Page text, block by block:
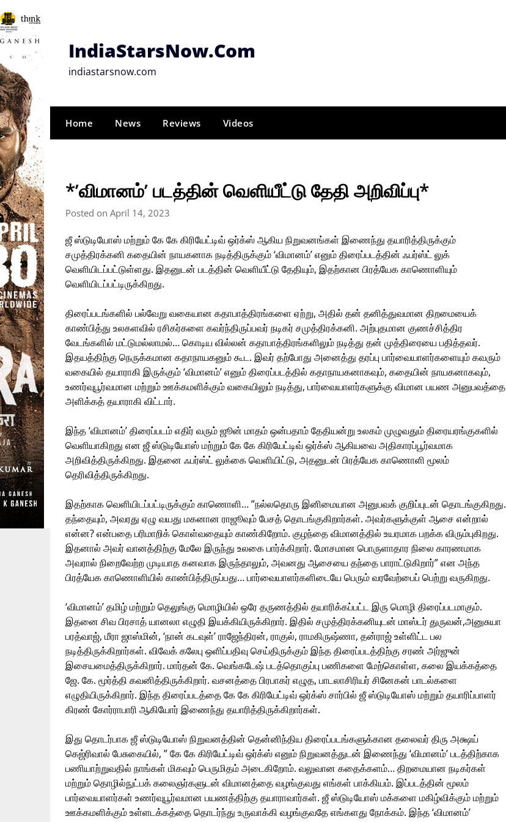
Skip
to
content
IndiaStarsNow.Com
indiastarsnow.com
Home News Reviews Videos
*’விமானம்’ படத்தின் வெளியீட்டு தேதி அறிவிப்பு*
Posted on April 14, 2023
ஜீ ஸ்டுடியோஸ் மற்றும் கே கே கிரியேட்டிவ் ஒர்க்ஸ் ஆகிய நிறுவனங்கள் இணைந்து தயாரித்திருக்கும்
சமுத்திரக்கனி கதையின் நாயகனாக நடித்திருக்கும் ‘விமானம்’ எனும் திரைப்படத்தின் ஃபர்ஸ்ட் லுக்
வெளியிடப்பட்டுள்ளது. இதனுடன் படத்தின் வெளியீட்டு தேதியும், இதற்கான பிரத்யேக காணொளியும்
வெளியிடப்பட்டிருக்கிறது.
திரைப்படங்களில் பல்வேறு வகையான கதாபாத்திரங்களை ஏற்று, அதில் தன் தனித்துவமான திறமையைக்
காண்பித்து உலகளவில் ரசிகர்களை கவர்ந்திருப்பவர் நடிகர் சமுத்திரக்கனி. அற்புதமான குணச்சித்திர
வேடங்களில் மட்டுமல்லாமல்… கொடிய வில்லன் கதாபாத்திரங்களிலும் நடித்து தன் முத்திரையை பதித்தவர்.
இதயத்திற்கு நெருக்கமான கதாநாயகனும் கூட. இவர் தற்போது அனைத்து தரப்பு பார்வையாளர்களையும் கவரும்
வகையில் தயாராகி இருக்கும் ‘விமானம்’ எனும் திரைப்படத்தில் கதாநாயகனாகவும், கதையின் நாயகனாகவும்,
உணர்வுபூர்வமான மற்றும் ஊக்கமளிக்கும் வகையிலும் நடித்து, பார்வையாளர்களுக்கு விமான பயண அனுபவத்தை
அளிக்கத் தயாராகி விட்டார்.
இந்த ‘விமானம்’ திரைப்படம் எதிர் வரும் ஜூன் மாதம் ஒன்பதாம் தேதியன்று உலகம் முழுவதும் திரையரங்குகளில்
வெளியாகிறது என ஜீ ஸ்டுடியோஸ் மற்றும் கே கே கிரியேட்டிவ் ஒர்க்ஸ் ஆகியவை அதிகாரப்பூர்வமாக
அறிவித்திருக்கிறது. இதனை ஃபர்ஸ்ட் லுக்கை வெளியிட்டு, அதனுடன் பிரத்யேக காணொளி மூலம்
தெரிவித்திருக்கிறது.
இதற்காக வெளியிடப்பட்டிருக்கும் காணொளி… ”நல்லதொரு இனிமையான அனுபவக் குறிப்புடன் தொடங்குகிறது.
தந்தையும், அவரது ஏழு வயது மகனான ராஜூவும் பேசத் தொடங்குகிறார்கள். அவர்களுக்குள் ஆசை என்றால்
என்ன? என்பதை பரிமாறிக் கொள்வதையும் காண்கிறோம். குழந்தை விமானத்தில் உயரமாக பறக்க விரும்புகிறது.
இதனால் அவர் வானத்திற்கு மேலே இருந்து உலகை பார்க்கிறார். மோசமான பொருளாதார நிலை காரணமாக
அவரால் நிறைவேற்ற முடியாத கனவாக இருந்தாலும், அவனது ஆசையை தந்தை பாராட்டுகிறார்” என அந்த
பிரத்யேக காணொளியில் காண்பித்திருப்பது… பார்வையாளர்களிடையே பெரும் வரவேற்பைப் பெற்று வருகிறது.
‘விமானம்’ தமிழ் மற்றும் தெலுங்கு மொழியில் ஒரே தருணத்தில் தயாரிக்கப்பட்ட இரு மொழி திரைப்படமாகும்.
இதனை சிவ பிரசாத் யானலா எழுதி இயக்கியிருக்கிறார். இதில் சமுத்திரக்கனியுடன் மாஸ்டர் துருவன்,அனுசுயா
பரத்வாஜ், மீரா ஜாஸ்மின், ‘நான் கடவுள்’ ராஜேந்திரன், ராகுல், ராமகிருஷ்ணா, தன்ராஜ் உள்ளிட்ட பல
நடித்திருக்கிறார்கள். விவேக் கலேபு ஒளிப்பதிவு செய்திருக்கும் இந்த திரைப்படத்திற்கு சரண் அர்ஜுன்
இசையமைத்திருக்கிறார். மார்தன் கே. வெங்கடேஷ் படத்தொகுப்பு பணிகளை மேற்கொள்ள, கலை இயக்கத்தை
ஜே. கே. மூர்த்தி கவனித்திருக்கிறார். வசனத்தை பிரபாகர் எழுத, பாடலாசிரியர் சினேகன் பாடல்களை
எழுதியிருக்கிறார். இந்த திரைப்படத்தை கே கே கிரியேட்டிவ் ஒர்க்ஸ் சார்பில் ஜீ ஸ்டுடியோஸ் மற்றும் தயாரிப்பாளர்
கிரண் கோர்ராபாரி ஆகியோர் இணைந்து தயாரித்திருக்கிறார்கள்.
இது தொடர்பாக ஜீ ஸ்டுடியோஸ் நிறுவனத்தின் தென்னிந்திய திரைப்படங்களுக்கான தலைவர் திரு அக்ஷய்
கெஜ்ரிவால் பேசுகையில், ” கே கே கிரியேட்டிவ் ஒர்க்ஸ் எனும் நிறுவனத்துடன் இணைந்து ‘விமானம்’ படத்திற்காக
பணியாற்றுவதில் நாங்கள் மிகவும் பெருமிதம் அடைகிறோம். வலுவான கதைக்களம்… திறமையான நடிகர்கள்
மற்றும் தொழில்நுட்பக் கலைஞர்களுடன் விமானத்தை வழங்குவது எங்கள் பாக்கியம். இப்படத்தின் மூலம்
பார்வையாளர்கள் உணர்வுபூர்வமான பயணத்திற்கு தயாராவார்கள். ஜீ ஸ்டுடியோஸ் மக்களை மகிழ்விக்கும் மற்றும்
ஊக்கமளிக்கும் உள்ளடக்கத்தை தொடர்ந்து உருவாக்கி வழங்குவதே எங்களது நோக்கம். இந்த ‘விமானம்’